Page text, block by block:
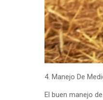
4. Manejo De
El buen manejo